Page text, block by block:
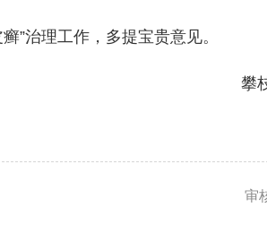
治理工作，多提宝贵意见。
攀枝
审